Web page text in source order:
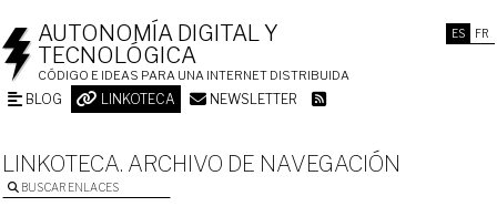
ES FR
AUTONOMÍA DIGITAL Y
TECNOLÓGICA
CÓDIGO E IDEAS PARA UNA INTERNET DISTRIBUIDA
BLOG LINKOTECA NEWSLETTER
LINKOTECA. ARCHIVO DE NAVEGACIÓN
BUSCAR ENLACES